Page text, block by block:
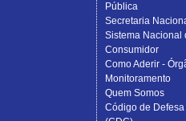
Pública
Secretaria
Sistema Nacional
Consumidor
Como Aderir -
Monitoramento
Quem Somos
Código de